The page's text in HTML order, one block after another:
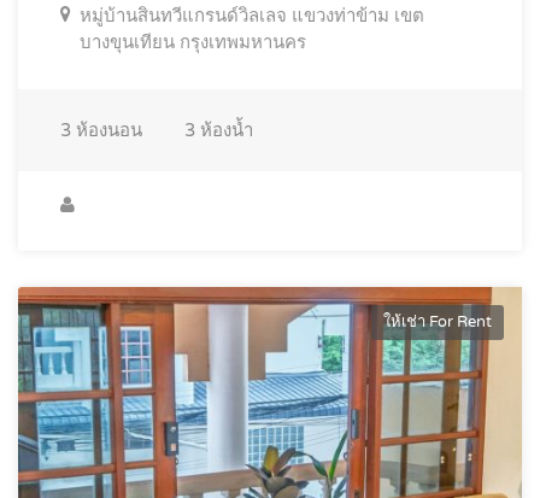
หมู่บ้านสินทวีแกรนด์วิลเลจ แขวงท่าข้าม เขต
บางขุนเทียน กรุงเทพมหานคร
3 ห้องนอน 3 ห้องน้ำ
ให้เช่า For Rent